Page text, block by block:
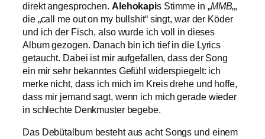
direkt angesprochen. Alehokapis Stimme in „MMB„,
die „call me out on my bullshit“ singt, war der Köder
und ich der Fisch, also wurde ich voll in dieses
Album gezogen. Danach bin ich tief in die Lyrics
getaucht. Dabei ist mir aufgefallen, dass der Song
ein mir sehr bekanntes Gefühl widerspiegelt: ich
merke nicht, dass ich mich im Kreis drehe und hoffe,
dass mir jemand sagt, wenn ich mich gerade wieder
in schlechte Denkmuster begebe.
Das Debütalbum besteht aus acht Songs und einem